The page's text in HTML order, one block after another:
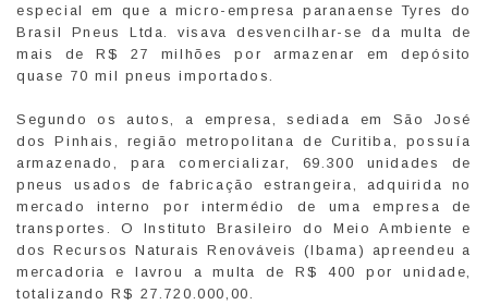
especial em que a micro-empresa paranaense Tyres do
Brasil Pneus Ltda. visava desvencilhar-se da multa de
mais de R$ 27 milhões por armazenar em depósito
quase 70 mil pneus importados.
Segundo os autos, a empresa, sediada em São José
dos Pinhais, região metropolitana de Curitiba, possuía
armazenado, para comercializar, 69.300 unidades de
pneus usados de fabricação estrangeira, adquirida no
mercado interno por intermédio de uma empresa de
transportes. O Instituto Brasileiro do Meio Ambiente e
dos Recursos Naturais Renováveis (Ibama) apreendeu a
mercadoria e lavrou a multa de R$ 400 por unidade,
totalizando R$ 27.720.000,00.